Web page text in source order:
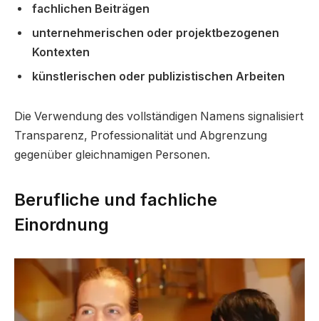
fachlichen Beiträgen
unternehmerischen oder projektbezogenen
Kontexten
künstlerischen oder publizistischen Arbeiten
Die Verwendung des vollständigen Namens signalisiert
Transparenz, Professionalität und Abgrenzung
gegenüber gleichnamigen Personen.
Berufliche und fachliche
Einordnung